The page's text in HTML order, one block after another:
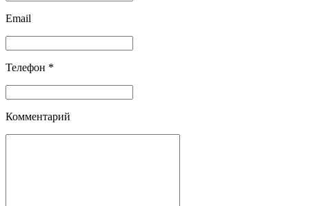
Email
Телефон *
Комментарий